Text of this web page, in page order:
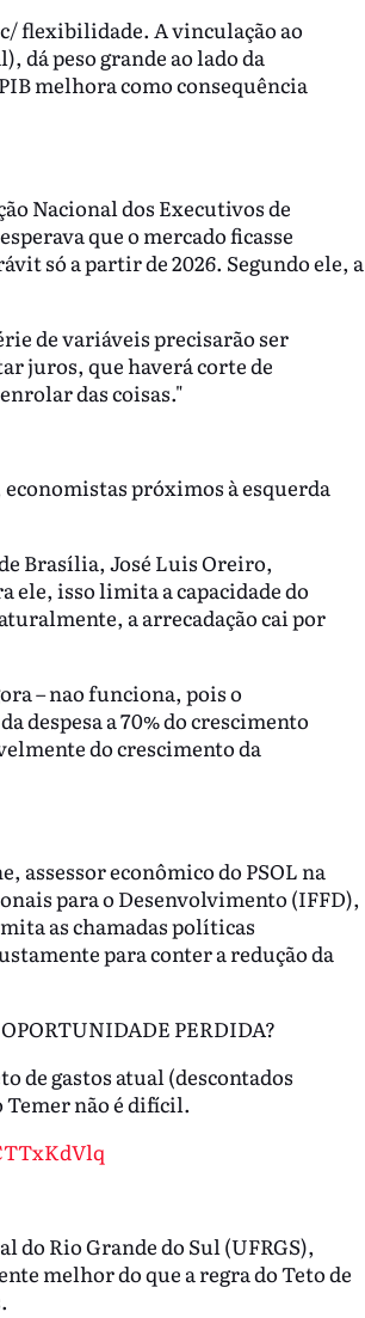
flexibilidade. A vinculação ao
dá peso grande ao lado da
melhora como consequência
Nacional dos Executivos de
que o mercado ficasse
só a partir de 2026. Segundo ele, a
de variáveis precisarão ser
juros, que haverá corte de
das coisas."
próximos à esquerda
Brasília, José Luis Oreiro,
ele, isso limita a capacidade do
a arrecadação cai por
– nao funciona, pois o
despesa a 70% do crescimento
do crescimento da
assessor econômico do PSOL na
para o Desenvolvimento (IFFD),
as chamadas políticas
para conter a redução da
PERDIDA?
de gastos atual (descontados
não é difícil.
Rio Grande do Sul (UFRGS),
melhor do que a regra do Teto de